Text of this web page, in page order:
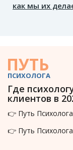
как мы их
ПУТЬ
ПСИХОЛОГА
Где
клиентов в
👉 Путь Психолога
👉 Путь Психолога